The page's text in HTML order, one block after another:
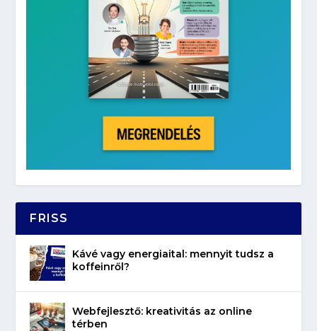
FRISS
Kávé vagy energiaital: mennyit tudsz a
koffeinről?
Webfejlesztő: kreativitás az online
térben